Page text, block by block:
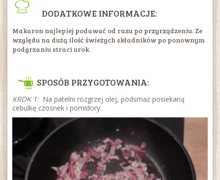
DODATKOWE INFORMACJE:
Makaron najlepiej podawać od razu po przyrządzeniu. Ze
względu na dużą ilość świeżych składników po ponownym
podgrzaniu straci urok.
SPOSÓB PRZYGOTOWANIA:
KROK 1:Na patelni rozgrzej olej, podsmaż posiekaną
cebulkę czosnek i pomidory.